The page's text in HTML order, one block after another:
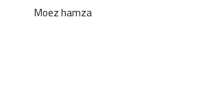
Moez hamza